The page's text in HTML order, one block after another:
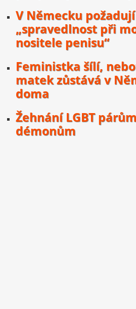
V Německu požadují
„spravedlnost při
nositele penisu“
Feministka šílí,
matek zůstává v
doma
Žehnání LGBT
démonům